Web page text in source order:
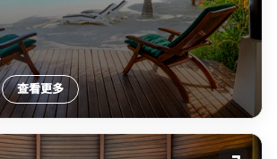
查看更多